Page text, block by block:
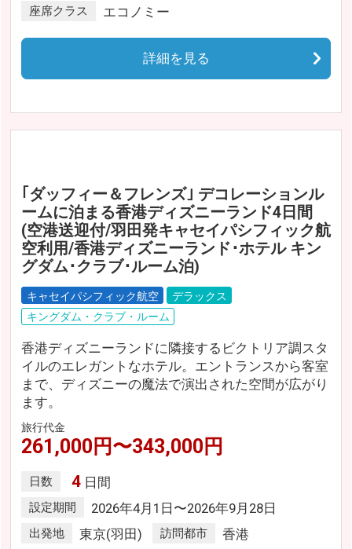
座席クラス エコノミー
詳細を見る
｢ダッフィー＆フレンズ｣ デコレーションル
ームに泊まる香港ディズニーランド4日間
(空港送迎付/羽田発キャセイパシフィック航
空利用/香港ディズニーランド･ホテル キン
グダム･クラブ･ルーム泊)
キャセイパシフィック航空
デラックス
キングダム・クラブ・ルーム
香港ディズニーランドに隣接するビクトリア調スタ
イルのエレガントなホテル。エントランスから客室
まで、ディズニーの魔法で演出された空間が広がり
ます。
旅行代金
261,000円〜343,000円
日数 4 日間
設定期間 2026年4月1日〜2026年9月28日
出発地 東京(羽田) 訪問都市 香港